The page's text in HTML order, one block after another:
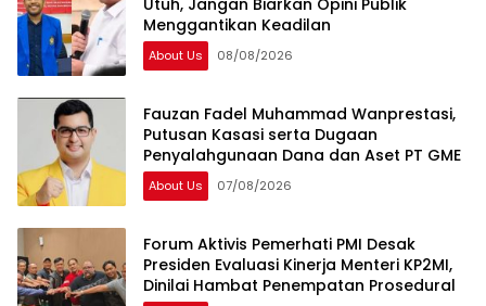
Menggantikan Keadilan
About Us 08/08/2026
Fauzan Fadel Muhammad Wanprestasi,
Putusan Kasasi serta Dugaan
Penyalahgunaan Dana dan Aset PT GME
About Us 07/08/2026
Forum Aktivis Pemerhati PMI Desak
Presiden Evaluasi Kinerja Menteri KP2MI,
Dinilai Hambat Penempatan Prosedural